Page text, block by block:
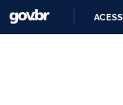
Skip to main content